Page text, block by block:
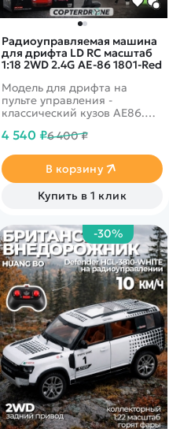
Радиоуправляемая машина
для дрифта LD RC масштаб
1:18 2WD 2.4G AE-86 1801-Red
Модель для дрифта на
пульте управления -
классический кузов AE86.
детализацию. В комплекте 2
типов поверхностей. Задний
привод 2WD с мощным
коллекторным мотором.
Поднимающиеся фары со
Встроенный гироскоп для
курсовой устойчивости во
время дрифт заездов.
4 540 ₽6 400 ₽
В корзину
Купить в 1 клик
-30%